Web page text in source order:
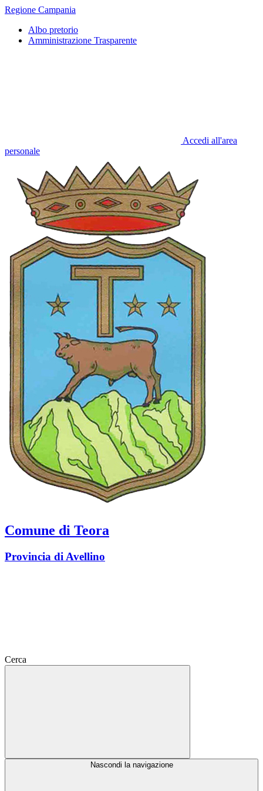
Regione Campania
Albo pretorio
Amministrazione Trasparente
Accedi all'area
personale
Comune di Teora
Provincia di Avellino
Cerca
Nascondi la navigazione